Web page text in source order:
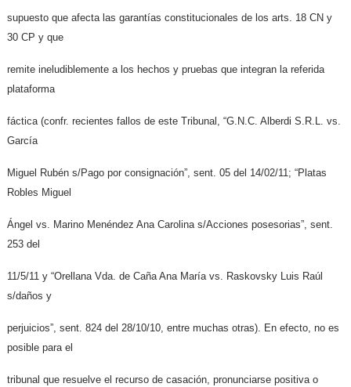
supuesto que afecta las garantías constitucionales de los arts. 18 CN y
30 CP y que
remite ineludiblemente a los hechos y pruebas que integran la referida
plataforma
fáctica (confr. recientes fallos de este Tribunal, “G.N.C. Alberdi S.R.L. vs.
García
Miguel Rubén s/Pago por consignación”, sent. 05 del 14/02/11; “Platas
Robles Miguel
Ángel vs. Marino Menéndez Ana Carolina s/Acciones posesorias”, sent.
253 del
11/5/11 y “Orellana Vda. de Caña Ana María vs. Raskovsky Luis Raúl
s/daños y
perjuicios”, sent. 824 del 28/10/10, entre muchas otras). En efecto, no es
posible para el
tribunal que resuelve el recurso de casación, pronunciarse positiva o